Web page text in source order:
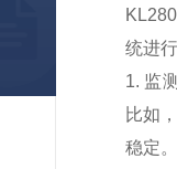
统进
1. 监
比如
稳定